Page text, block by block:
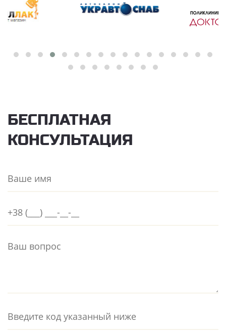
БЕСПЛАТНАЯ
КОНСУЛЬТАЦИЯ